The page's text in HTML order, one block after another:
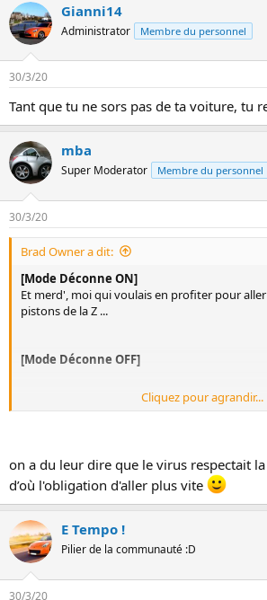
Gianni14
Administrator Membre du personnel
30/3/20
Tant que tu ne sors pas de ta voiture, tu
mba
Super Moderator Membre du personnel
30/3/20
Brad Owner a dit:
[Mode Déconne ON]
Et merd', moi qui voulais en profiter pour
pistons de la Z ...
[Mode Déconne OFF]
Cliquez pour agrandir...
on a du leur dire que le virus respectait
d’où l'obligation d'aller plus vite
E Tempo !
Pilier de la communauté :D
30/3/20